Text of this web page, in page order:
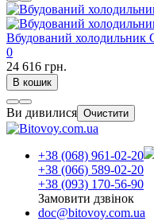
Вбудований холодильник
0
24 616 грн.
В кошик
Ви дивилися Очистити
+38 (068) 961-02-20
+38 (066) 589-02-20
+38 (093) 170-56-90
Замовити дзвінок
doc@bitovoy.com.ua